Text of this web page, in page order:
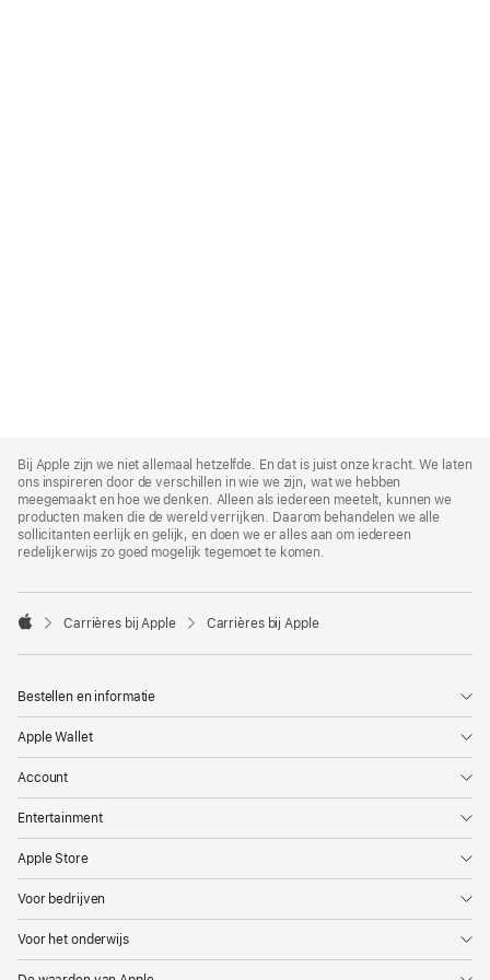
Footer
Bij Apple zijn we niet allemaal hetzelfde. En dat is juist onze kracht. We laten
ons inspireren door de verschillen in wie we zijn, wat we hebben
meegemaakt en hoe we denken. Alleen als iedereen meetelt, kunnen we
producten maken die de wereld verrijken. Daarom behandelen we alle
sollicitanten eerlijk en gelijk, en doen we er alles aan om iedereen
redelijkerwijs zo goed mogelijk tegemoet te komen.

Carrières bij Apple Carrières bij Apple
Bestellen en informatie
Apple Wallet
Account
Entertainment
Apple Store
Voor bedrijven
Voor het onderwijs